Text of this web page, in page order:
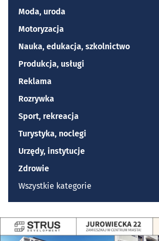
Moda, uroda
Motoryzacja
Nauka, edukacja, szkolnictwo
Produkcja, usługi
Reklama
Rozrywka
Sport, rekreacja
Turystyka, noclegi
Urzędy, instytucje
Zdrowie
Wszystkie kategorie